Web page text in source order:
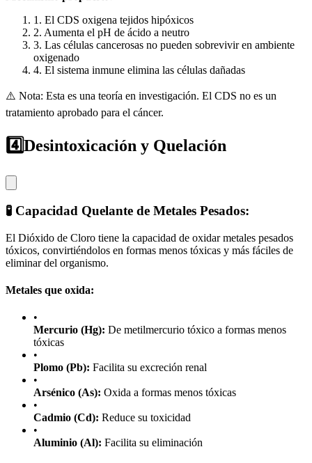
1. El CDS oxigena tejidos hipóxicos
2. Aumenta el pH de ácido a neutro
3. Las células cancerosas no pueden sobrevivir en ambiente
oxigenado
4. El sistema inmune elimina las células dañadas
⚠️ Nota: Esta es una teoría en investigación. El CDS no es un
tratamiento aprobado para el cáncer.
4️⃣Desintoxicación y Quelación
🧪 Capacidad Quelante de Metales Pesados:
El Dióxido de Cloro tiene la capacidad de oxidar metales pesados
tóxicos, convirtiéndolos en formas menos tóxicas y más fáciles de
eliminar del organismo.
Metales que oxida:
•
Mercurio (Hg): De metilmercurio tóxico a formas menos
tóxicas
•
Plomo (Pb): Facilita su excreción renal
•
Arsénico (As): Oxida a formas menos tóxicas
•
Cadmio (Cd): Reduce su toxicidad
•
Aluminio (Al): Facilita su eliminación